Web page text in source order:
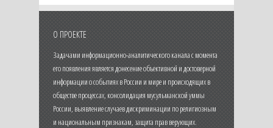
О ПРОЕКТЕ
Задачами информационно-аналитического канала с момента
его появления является донесение объективной и достоверной
информации о событиях в России и мире и происходящих в
обществе процессах, консолидация мусульманской уммы
России, выявление случаев дискриминации по религиозным
и национальным признакам, защита прав верующих.